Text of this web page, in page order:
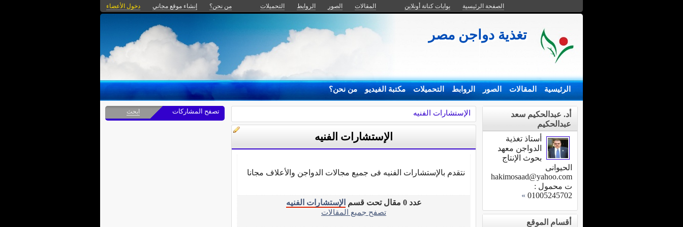
الصفحة الرئيسية بوابات كنانة أونلاين المقالات الصور الروابط التحميلات من نحن؟ إنشاء موقع مجاني دخول الأعضاء
تغذية دواجن مصر
الرئيسية المقالات الصور الروابط التحميلات مكتبة الفيديو من نحن؟
الإستشارات الفنيه
الإستشارات الفنيه
نتقدم بالإستشارات الفنيه فى جميع مجالات الدواجن والأعلاف مجانا
عدد 0 مقال تحت قسم
الإستشارات الفنيه
تصفح جميع المقالات
أد. عبدالحكيم سعد
عبدالحكيم
أستاذ تغذية
الدواجن معهد
بحوث الإنتاج
الحيوانى
hakimosaad@yahoo.com
ت محمول :
01005245702
»
أقسام الموقع
تصفح المشاركات ابحث